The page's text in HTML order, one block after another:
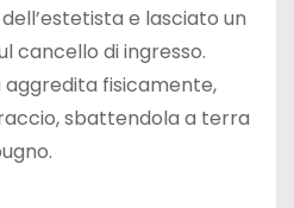
e lasciato un
cancello di ingresso.
aggredita fisicamente,
sbattendola a terra